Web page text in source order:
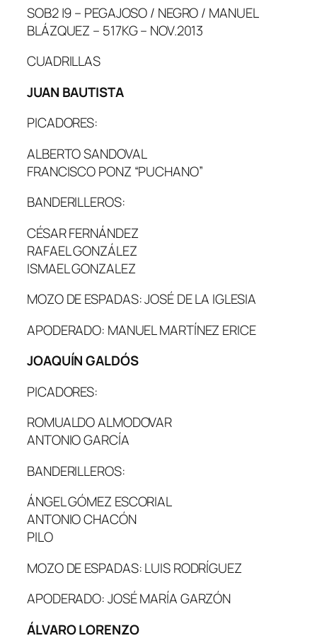
SOB2 |9 – PEGAJOSO / NEGRO / MANUEL
BLÁZQUEZ – 517KG – NOV.2013
CUADRILLAS
JUAN BAUTISTA
PICADORES:
ALBERTO SANDOVAL
FRANCISCO PONZ “PUCHANO”
BANDERILLEROS:
CÉSAR FERNÁNDEZ
RAFAEL GONZÁLEZ
ISMAEL GONZALEZ
MOZO DE ESPADAS: JOSÉ DE LA IGLESIA
APODERADO: MANUEL MARTÍNEZ ERICE
JOAQUÍN GALDÓS
PICADORES:
ROMUALDO ALMODOVAR
ANTONIO GARCÍA
BANDERILLEROS:
ÁNGEL GÓMEZ ESCORIAL
ANTONIO CHACÓN
PILO
MOZO DE ESPADAS: LUIS RODRÍGUEZ
APODERADO: JOSÉ MARÍA GARZÓN
ÁLVARO LORENZO